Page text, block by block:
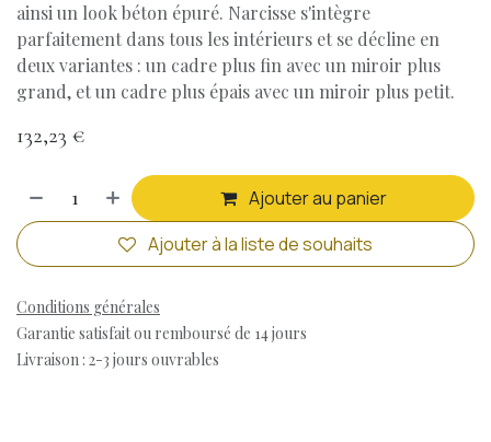
ainsi un look béton épuré. Narcisse s'intègre
parfaitement dans tous les intérieurs et se décline en
deux variantes : un cadre plus fin avec un miroir plus
grand, et un cadre plus épais avec un miroir plus petit.
132,23 €
Ajouter au panier
Ajouter à la liste de souhaits
Conditions générales
Garantie satisfait ou remboursé de 14 jours
Livraison : 2-3 jours ouvrables